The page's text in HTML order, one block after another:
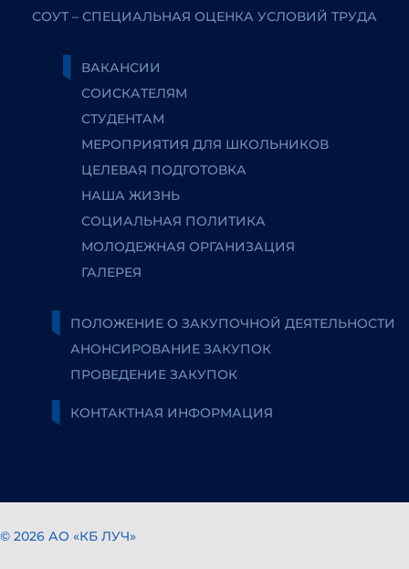
СОУТ – СПЕЦИАЛЬНАЯ ОЦЕНКА УСЛОВИЙ ТРУДА
ВАКАНСИИ
СОИСКАТЕЛЯМ
СТУДЕНТАМ
МЕРОПРИЯТИЯ ДЛЯ ШКОЛЬНИКОВ
ЦЕЛЕВАЯ ПОДГОТОВКА
НАША ЖИЗНЬ
СОЦИАЛЬНАЯ ПОЛИТИКА
МОЛОДЕЖНАЯ ОРГАНИЗАЦИЯ
ГАЛЕРЕЯ
ПОЛОЖЕНИЕ О ЗАКУПОЧНОЙ ДЕЯТЕЛЬНОСТИ
АНОНСИРОВАНИЕ ЗАКУПОК
ПРОВЕДЕНИЕ ЗАКУПОК
КОНТАКТНАЯ ИНФОРМАЦИЯ
© 2026 АО «КБ ЛУЧ»